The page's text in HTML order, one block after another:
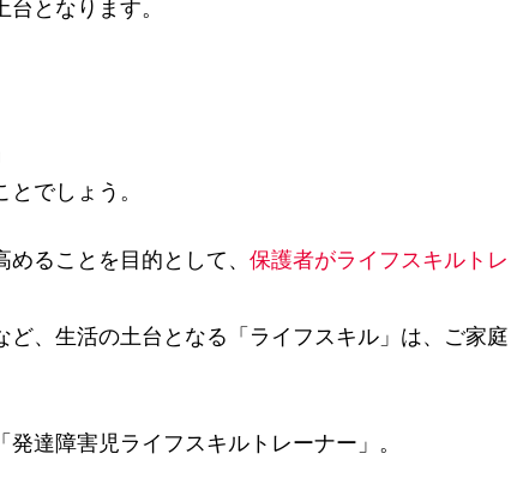
となります。
でしょう。
ることを目的として、 保護者がライフスキルトレ
、生活の土台となる「ライフスキル」は、ご家庭
達障害児ライフスキルトレーナー」。